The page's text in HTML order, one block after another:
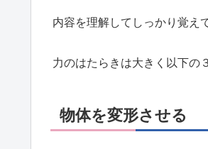
内容を理解してしっかり覚え
力のはたらきは大きく以下の
物体を変形させる